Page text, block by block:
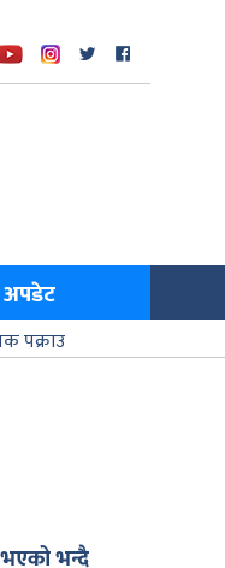
अपडेट
पक्राउ
भन्दै